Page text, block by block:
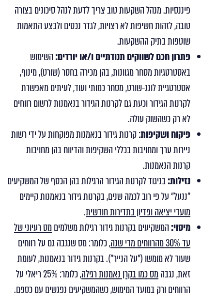
פיננסיות. מנהל השקעות טוב צריך לדעת לנהל סיכונים בצורה
טובה, לזהות חשיפות לא רצויות, לגדר נכסים ולבצע התאמות
שוטפות בתיק ההשקעות.
פתרון חכם לשווקים תנודתיים ו/או יורדים: השימוש
באסטרטגיות מסחר מגוונות, בהן מכירה בחסר (שורט), מינוף,
אסטרטגיית לונג-שורט, מסחר כמותי ועוד, לעיתים מאפשרת
לקרנות הגידור וכעת גם לקרנות הגידור בנאמנות לרשום רווחים
לא רק כשהשוק עולה.
פיקוח ושקיפות: קרנות גידור בנאמנות מפוקחות על ידי רשות
ניירות ערך ומחויבות בכללי השקיפות והדיווח בהן מחויבות
קרנות הנאמנות.
נזילות:בניגוד לקרנות הגידור הרגילות בהן הכסף של המשקיעים
"ננעל" על פי רוב לכמה שנים, בקרנות גידור בנאמנות קיימים
מועדי יציאה ופדיון בתדירות חודשית.
מיסוי: המשקיעים בקרנות גידור רגילות משלמיםמס רעיוני של
עד 30% מהרווחים מדי שנה
, כלומר: מס שנגבה גם על רווחים
שעוד לא מומשו ("על הנייר"). בקרנות גידור בנאמנות, לעומת
זאת, נגבהמס כמו בקרן נאמנות רגילה
, כלומר: 25% ריאלי על
הרווחים ורק במועד המימוש, כשהמשקיעים נפגשים עם כספם.